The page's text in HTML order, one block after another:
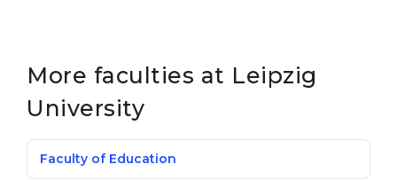
More faculties at Leipzig
University
Faculty of Education